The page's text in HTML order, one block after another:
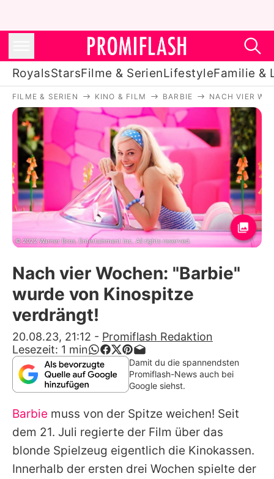
RoyalsStarsFilme & SerienLifestyleFamilie &
Royals
Stars
Filme & Serien
Lifestyle
Familie & Liebe
Promiflash Exklusiv
Alle Themen auf Promiflash
App runterladen
Team
Redaktionelle Richtlinien
Impressum
Datenschutzerklärung
Nutzungsbedingungen
FILME & SERIEN KINO & FILM BARBIE NACH VIER
© 2022 Warner Bros. Entertainment Inc. All rights reserved.
Nach vier Wochen: "Barbie"
wurde von Kinospitze
verdrängt!
20.08.23, 21:12 - Promiflash Redaktion
Lesezeit: 1 min
Damit du die spannendsten
Promiflash-News auch bei
Google siehst.
Barbie muss von der Spitze weichen! Seit
dem 21. Juli regierte der Film über das
blonde Spielzeug eigentlich die Kinokassen.
Innerhalb der ersten drei Wochen spielte der